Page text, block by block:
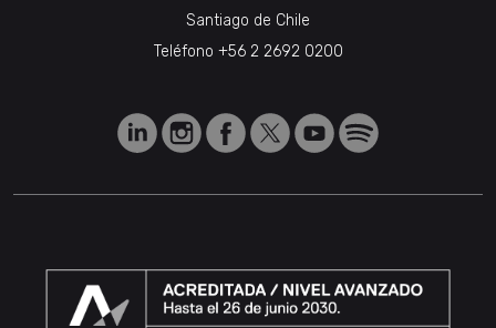
Santiago de Chile
Teléfono +56 2 2692 0200